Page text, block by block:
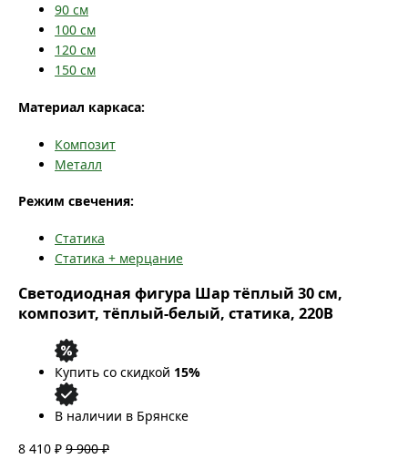
90 см
100 см
120 см
150 см
Материал каркаса:
Композит
Металл
Режим свечения:
Статика
Статика + мерцание
Светодиодная фигура Шар тёплый 30 см,
композит, тёплый-белый, статика, 220В
Купить со скидкой 15%
В наличии в Брянске
8 410 ₽ 9 900 ₽